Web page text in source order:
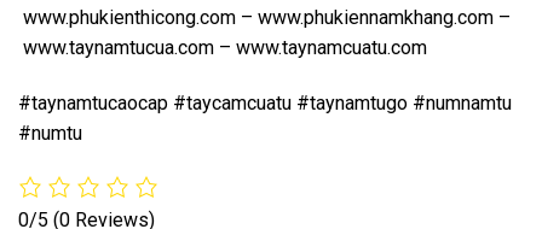
www.phukienthicong.com – www.phukiennamkhang.com –
www.taynamtucua.com – www.taynamcuatu.com
#taynamtucaocap #taycamcuatu #taynamtugo #numnamtu
#numtu
0/5 (0 Reviews)